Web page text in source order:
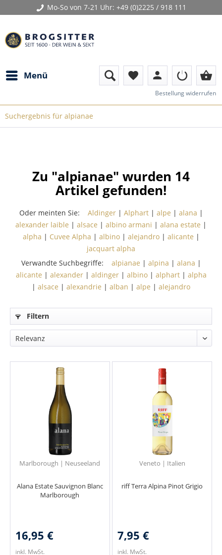
Mo-So von 7-21 Uhr: +49 (0)2225 / 918 111
Menü favorite person shopping_basket
Bestellung widerrufen
Suchergebnis für alpianae
Zu "alpianae" wurden 14
Artikel gefunden!
Oder meinten Sie: Aldinger| Alphart| alpe | alana |
alexander laible | alsace | albino armani | alana estate |
alpha | Cuvee Alpha | albino| alejandro| alicante |
jacquart alpha
Verwandte Suchbegriffe:
alpianae | alpina | alana |
alicante | alexander| aldinger| albino| alphart| alpha
| alsace | alexandrie | alban | alpe | alejandro
Filtern
Marlborough | Neuseeland
Alana Estate Sauvignon Blanc
Marlborough
16,95 €
inkl. MwSt.
Veneto | Italien
riff Terra Alpina Pinot Grigio
7,95 €
inkl. MwSt.